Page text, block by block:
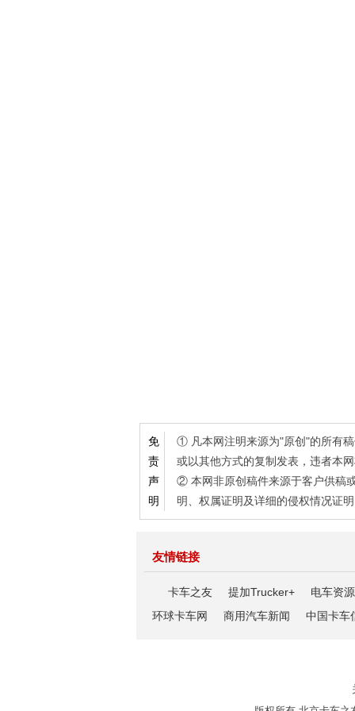
免
责
声
明
① 凡本网注明来源为"原创"的所有
或以其他方式的复制发表，违者本
② 本网非原创稿件来源于客户供稿
明、权属证明及详细的侵权情况证
友情链接
卡车之友 提加Trucker+
电车资源
环球卡车网
商用汽车新闻 中国卡车